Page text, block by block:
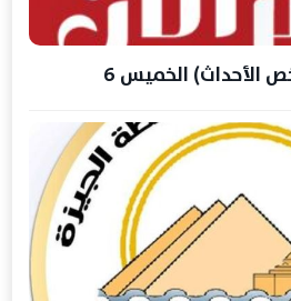
"مصر الآن " يرصد (ملخص الأحداث) الخميس 6